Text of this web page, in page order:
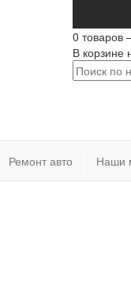
0 товаров
В корзине
Ремонт авто Наши